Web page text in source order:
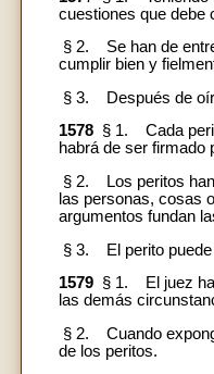
cuestiones que debe
§ 2. Se han de
cumplir bien y
§ 3. Después de oír
1578 § 1. Cada
habrá de ser firmado
§ 2. Los peritos han
las personas, cosas
argumentos fundan
§ 3. El perito puede
1579 § 1. El juez ha
las demás
§ 2. Cuando
de los peritos.